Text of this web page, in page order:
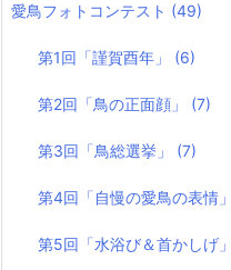
愛鳥フォトコンテスト (49)
第1回「謹賀酉年」 (6)
第2回「鳥の正面顔」 (7)
第3回「鳥総選挙」 (7)
第4回「自慢の愛鳥の表情」
第5回「水浴び＆首かしげ」